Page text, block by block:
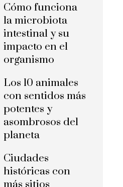
Cómo funciona
la microbiota
intestinal y su
impacto en el
organismo
Los 10 animales
con sentidos más
potentes y
asombrosos del
planeta
Ciudades
históricas con